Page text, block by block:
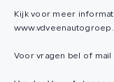
Kijk voor meer
Voor vragen bel of